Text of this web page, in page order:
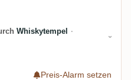
Whiskytempel
·
Preis-Alarm setzen